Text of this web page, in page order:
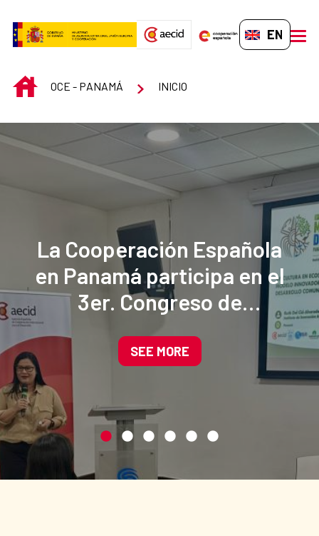
EN-GB
INICIOOCE - PANAMÁ INICIO
La Cooperación Española
en Panamá participa en el
3er. Congreso de
Manglares de América
impulsando soluciones
basadas en la naturaleza
SEE MORE